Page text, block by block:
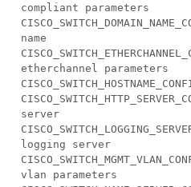
compliant parameters
name
etherchannel parameters
server
logging server
vlan parameters